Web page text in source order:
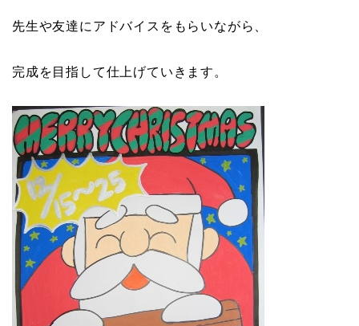
先生や友達にアドバイスをもらいながら、
完成を目指して仕上げていきます。